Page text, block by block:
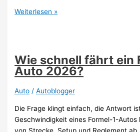
Ohne
den
Urlaub:
So
gelingt
Langstrecke
mit
Weiterlesen »
Wie schnell fährt ein
Auto 2026?
Auto /Autoblogger
Die Frage klingt einfach, die Antwort
Geschwindigkeit eines Formel-1-